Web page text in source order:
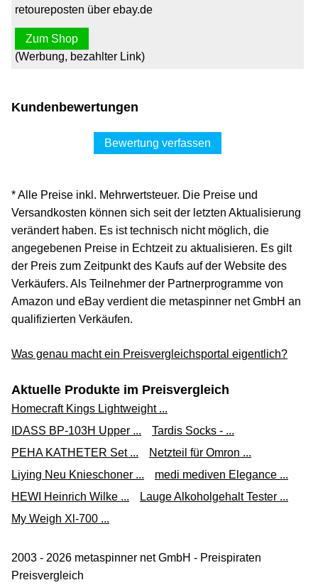
retoureposten über ebay.de
Zum Shop
(Werbung, bezahlter Link)
Kundenbewertungen
Bewertung verfassen
* Alle Preise inkl. Mehrwertsteuer. Die Preise und
Versandkosten können sich seit der letzten Aktualisierung
verändert haben. Es ist technisch nicht möglich, die
angegebenen Preise in Echtzeit zu aktualisieren. Es gilt
der Preis zum Zeitpunkt des Kaufs auf der Website des
Verkäufers. Als Teilnehmer der Partnerprogramme von
Amazon und eBay verdient die metaspinner net GmbH an
qualifizierten Verkäufen.
Was genau macht ein Preisvergleichsportal eigentlich?
Aktuelle Produkte im Preisvergleich
Homecraft Kings Lightweight ...
IDASS BP-103H Upper ...
Tardis Socks - ...
PEHA KATHETER Set ...
Netzteil für Omron ...
Liying Neu Knieschoner ...
medi mediven Elegance ...
HEWI Heinrich Wilke ...
Lauge Alkoholgehalt Tester ...
My Weigh Xl-700 ...
2003 - 2026 metaspinner net GmbH - Preispiraten
Preisvergleich